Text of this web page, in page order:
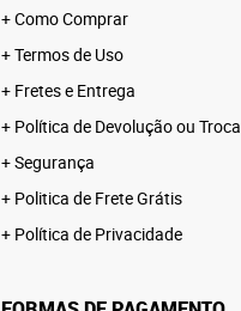
Como Comprar
Termos de Uso
Fretes e Entrega
Política de Devolução ou Troca
Segurança
Politica de Frete Grátis
Política de Privacidade